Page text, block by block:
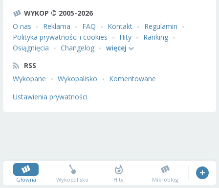
WYKOP © 2005-2026
O nas
Reklama FAQ Kontakt
Regulamin
Polityka prywatności i cookies
Hity
Ranking
Osiągnięcia
Changelog
więcej
RSS
Wykopane
Wykopalisko
Komentowane
Ustawienia prywatności
Główna Wykopalisko Hity Mikroblog